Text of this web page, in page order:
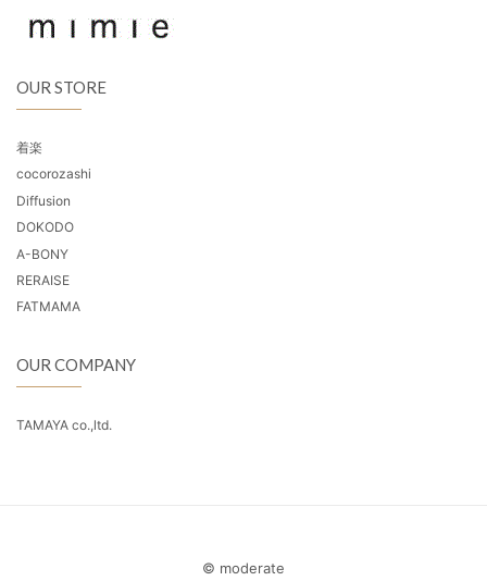
OUR STORE
着楽
cocorozashi
Diffusion
DOKODO
A-BONY
RERAISE
FATMAMA
OUR COMPANY
TAMAYA co.,ltd.
© moderate